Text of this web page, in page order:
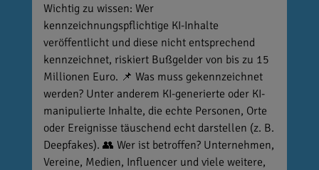
Wichtig zu wissen: Wer
kennzeichnungspflichtige KI-Inhalte
veröffentlicht und diese nicht entsprechend
kennzeichnet, riskiert Bußgelder von bis zu 15
Millionen Euro. 📌 Was muss gekennzeichnet
werden? Unter anderem KI-generierte oder KI-
manipulierte Inhalte, die echte Personen, Orte
oder Ereignisse täuschend echt darstellen (z. B.
Deepfakes). 👥 Wer ist betroffen? Unternehmen,
Vereine, Medien, Influencer und viele weitere,